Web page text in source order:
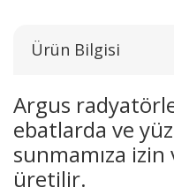
Ürün Bilgisi
Argus
ebatlarda ve
sunmamıza
üretilir.